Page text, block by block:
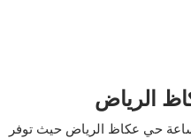
الرياض
حي عكاظ الرياض حيث توفر